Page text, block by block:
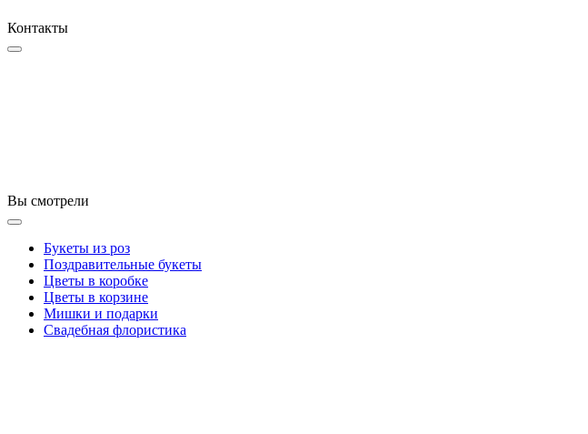
Контакты
Вы смотрели
Букеты из роз
Поздравительные букеты
Цветы в коробке
Цветы в корзине
Мишки и подарки
Свадебная флористика